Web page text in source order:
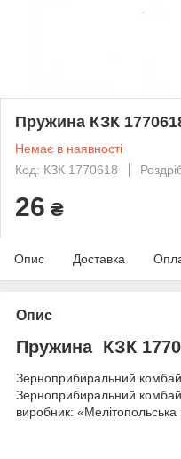
Пружина КЗК
Немає в наявності
Код: КЗК 1770618
26 ₴
Опис Доставка
Опис
Пружина КЗК
Зерноприбиральний
Зерноприбиральний
виробник: